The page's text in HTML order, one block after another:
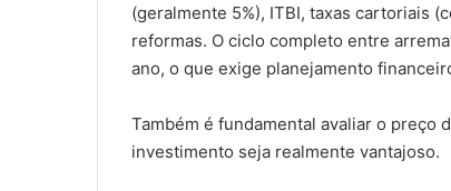
(geralmente 5%), ITBI, taxas cartoriais
reformas. O ciclo completo entre
ano, o que exige planejamento
Também é fundamental avaliar o preço
investimento seja realmente vantajoso.